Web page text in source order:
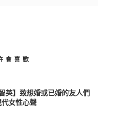
會喜歡
英】致想婚或已婚的友人們
女性心聲